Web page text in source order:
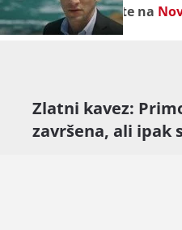
sadržaj gledajte na
Zlatni kavez:
završena, ali ipak